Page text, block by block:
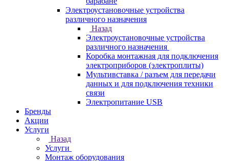
Электроустановочные устройства
различного назначения
Назад
Электроустановочные устройства
различного назначения
Коробка монтажная для подключения
электроприборов (электроплиты)
Мультивставка / разъем для передачи
данных и для подключения техники
связи
Электропитание USB
Бренды
Акции
Услуги
Назад
Услуги
Монтаж оборудования